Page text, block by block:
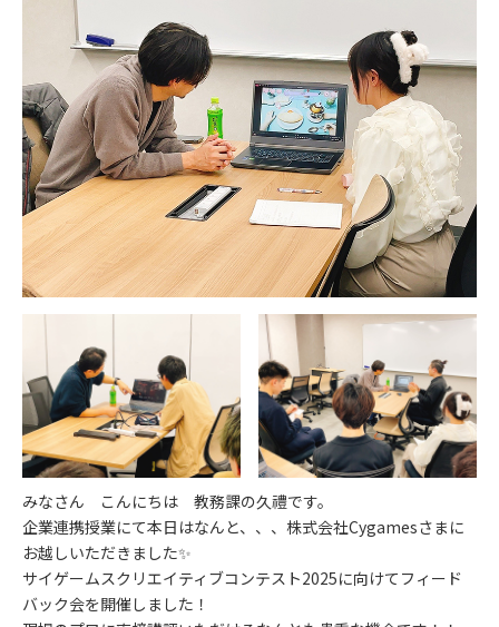
みなさん こんにちは 教務課の久禮です。
企業連携授業にて本日はなんと、、、株式会社Cygamesさまに
お越しいただきました✨
サイゲームスクリエイティブコンテスト2025に向けてフィード
バック会を開催しました！